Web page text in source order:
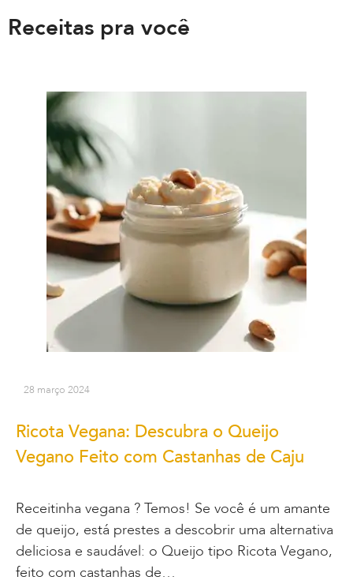
Receitas pra você
28 março 2024
Ricota Vegana: Descubra o Queijo
Vegano Feito com Castanhas de Caju
Receitinha vegana ? Temos! Se você é um amante
de queijo, está prestes a descobrir uma alternativa
deliciosa e saudável: o Queijo tipo Ricota Vegano,
feito com castanhas de…